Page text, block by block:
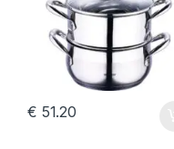
€ 51.20